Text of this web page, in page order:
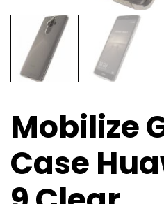
Mobilize
Case